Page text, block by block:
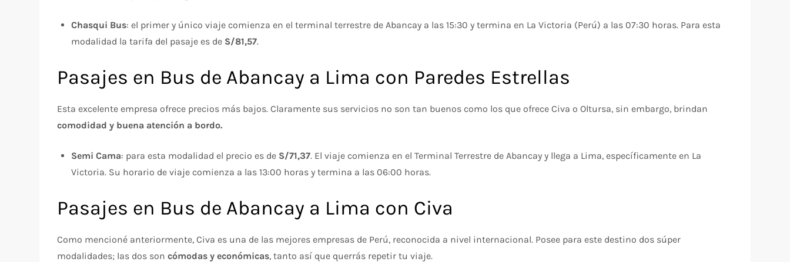
Chasqui Bus: el primer y único viaje comienza en el terminal terrestre de Abancay a las 15:30 y termina en La Victoria (Perú) a las 07:30 horas. Para esta
modalidad la tarifa del pasaje es de S/81,57.
Pasajes en Bus de Abancay a Lima con Paredes Estrellas
Esta excelente empresa ofrece precios más bajos. Claramente sus servicios no son tan buenos como los que ofrece Civa o Oltursa, sin embargo, brindan
comodidad y buena atención a bordo.
Semi Cama: para esta modalidad el precio es de S/71,37. El viaje comienza en el Terminal Terrestre de Abancay y llega a Lima, específicamente en La
Victoria. Su horario de viaje comienza a las 13:00 horas y termina a las 06:00 horas.
Pasajes en Bus de Abancay a Lima con Civa
Como mencioné anteriormente, Civa es una de las mejores empresas de Perú, reconocida a nivel internacional. Posee para este destino dos súper
modalidades; las dos soncómodas y económicas, tanto así que querrás repetir tu viaje.